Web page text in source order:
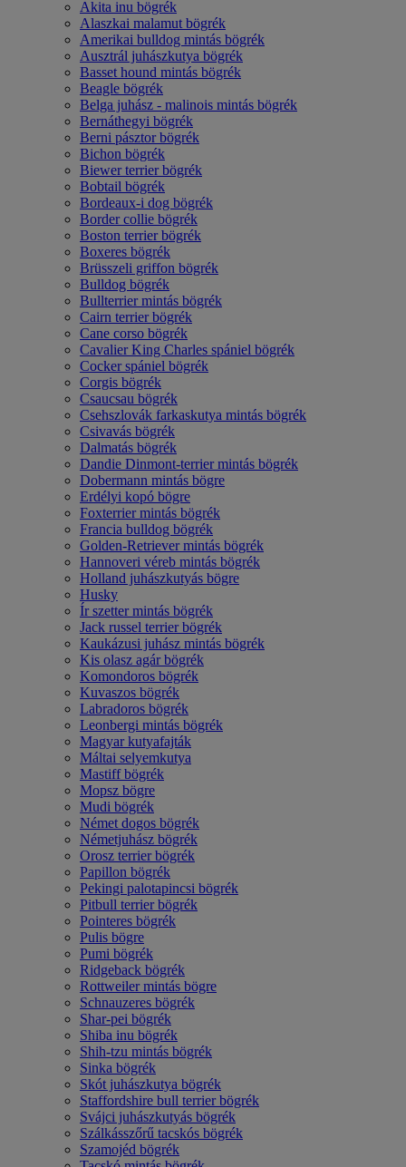
Akita inu bögrék
Alaszkai malamut bögrék
Amerikai bulldog mintás bögrék
Ausztrál juhászkutya bögrék
Basset hound mintás bögrék
Beagle bögrék
Belga juhász - malinois mintás bögrék
Bernáthegyi bögrék
Berni pásztor bögrék
Bichon bögrék
Biewer terrier bögrék
Bobtail bögrék
Bordeaux-i dog bögrék
Border collie bögrék
Boston terrier bögrék
Boxeres bögrék
Brüsszeli griffon bögrék
Bulldog bögrék
Bullterrier mintás bögrék
Cairn terrier bögrék
Cane corso bögrék
Cavalier King Charles spániel bögrék
Cocker spániel bögrék
Corgis bögrék
Csaucsau bögrék
Csehszlovák farkaskutya mintás bögrék
Csivavás bögrék
Dalmatás bögrék
Dandie Dinmont-terrier mintás bögrék
Dobermann mintás bögre
Erdélyi kopó bögre
Foxterrier mintás bögrék
Francia bulldog bögrék
Golden-Retriever mintás bögrék
Hannoveri véreb mintás bögrék
Holland juhászkutyás bögre
Husky
Ír szetter mintás bögrék
Jack russel terrier bögrék
Kaukázusi juhász mintás bögrék
Kis olasz agár bögrék
Komondoros bögrék
Kuvaszos bögrék
Labradoros bögrék
Leonbergi mintás bögrék
Magyar kutyafajták
Máltai selyemkutya
Mastiff bögrék
Mopsz bögre
Mudi bögrék
Német dogos bögrék
Németjuhász bögrék
Orosz terrier bögrék
Papillon bögrék
Pekingi palotapincsi bögrék
Pitbull terrier bögrék
Pointeres bögrék
Pulis bögre
Pumi bögrék
Ridgeback bögrék
Rottweiler mintás bögre
Schnauzeres bögrék
Shar-pei bögrék
Shiba inu bögrék
Shih-tzu mintás bögrék
Sinka bögrék
Skót juhászkutya bögrék
Staffordshire bull terrier bögrék
Svájci juhászkutyás bögrék
Szálkásszőrű tacskós bögrék
Szamojéd bögrék